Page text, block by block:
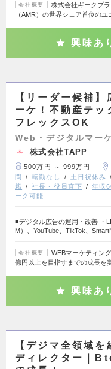
会社概要
株式会社ギークプ
（AMR）の世界シェア首位の
興味あ
【リーダー候補
ーケ！不動産テッ
フレックスOK
Web・デジタルマー
株式会社TAPP
500万円 ～ 999万円
問
転勤なし 土日祝休み
籍
社長・役員直下 年収
ーク可能
■デジタル広告の運用・改善 ・
M）、YouTube、TikTok、
会社概要
WEBマーケティン
億円以上を目指すまでの成長を
興味あ
【デジマ全領域
ディレクター｜